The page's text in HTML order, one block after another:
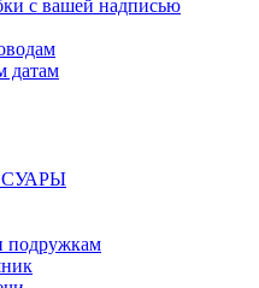
с вашей надписью
датам
подружкам